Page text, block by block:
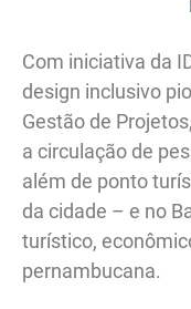
Com iniciativa da
design inclusivo
Gestão de
a circulação de
além de ponto
da cidade – e no
turístico,
pernambucana.